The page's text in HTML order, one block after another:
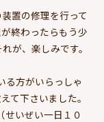
置の修理を行って
終わったらもう少
が、楽しみです。
る方がいらっしゃ
て下さいました。
せいぜい一日１０